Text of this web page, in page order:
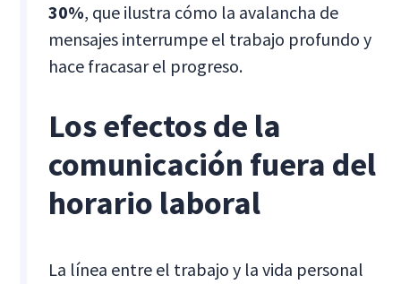
30%, que ilustra cómo la avalancha de
mensajes interrumpe el trabajo profundo y
hace fracasar el progreso.
Los efectos de la
comunicación fuera del
horario laboral
La línea entre el trabajo y la vida personal